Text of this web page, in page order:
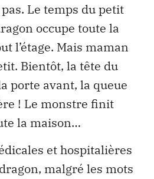
Le temps du petit
occupe toute la
l’étage. Mais maman
Bientôt, la tête du
porte avant, la queue
! Le monstre finit
la maison…
et hospitalières
malgré les mots